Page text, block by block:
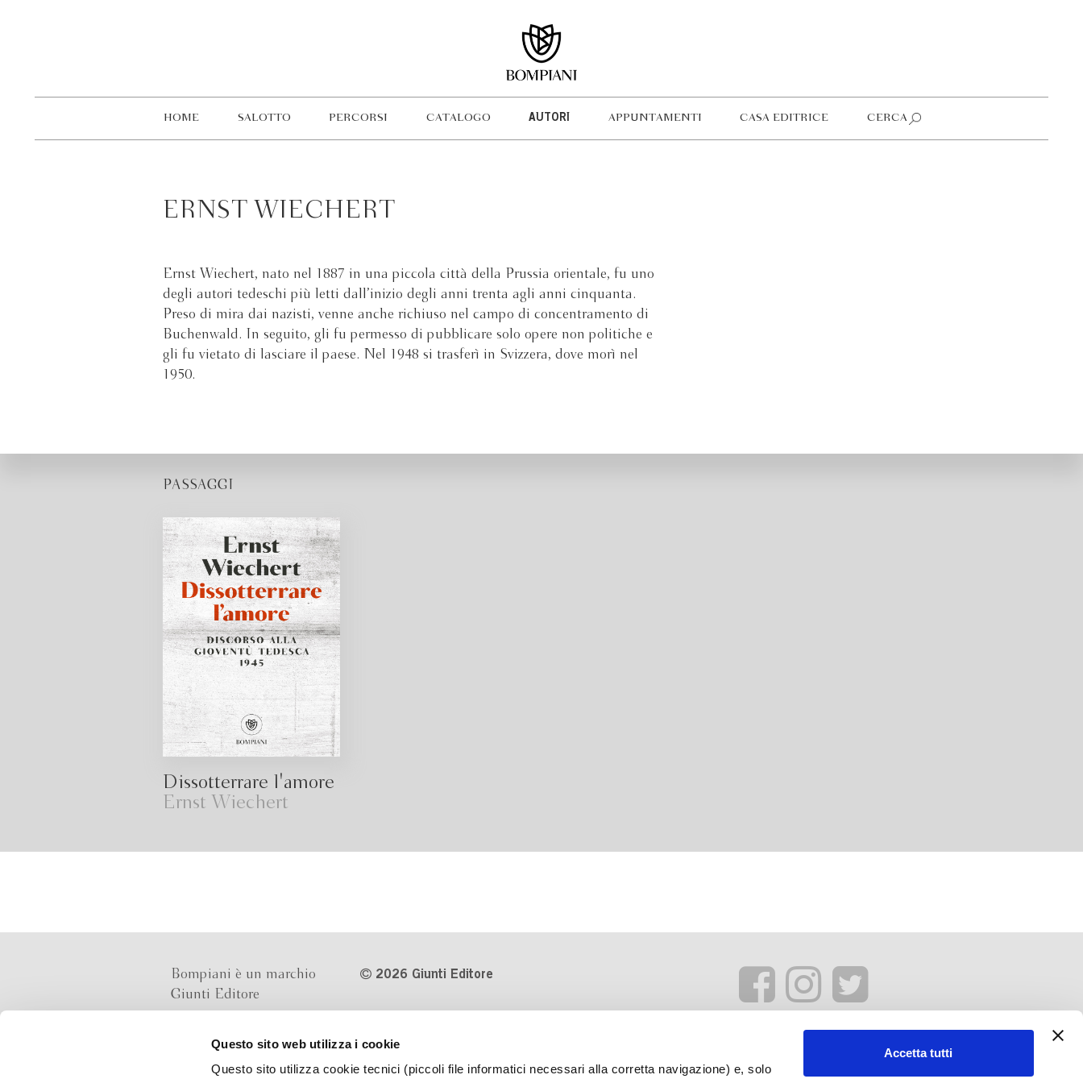
Questo sito web utilizza i cookie
Questo sito utilizza cookie tecnici (piccoli file informatici necessari alla corretta navigazione) e, solo
Accetta tutti
HOME SALOTTO PERCORSI CATALOGO AUTORI APPUNTAMENTI CASA EDITRICE CERCA
ERNST WIECHERT
Ernst Wiechert, nato nel 1887 in una piccola città della Prussia orientale, fu uno
degli autori tedeschi più letti dall’inizio degli anni trenta agli anni cinquanta.
Preso di mira dai nazisti, venne anche richiuso nel campo di concentramento di
Buchenwald. In seguito, gli fu permesso di pubblicare solo opere non politiche e
gli fu vietato di lasciare il paese. Nel 1948 si trasferì in Svizzera, dove morì nel
1950.
PASSAGGI
Dissotterrare l'amore
Ernst Wiechert
Bompiani è un marchio
Giunti Editore
Via Bolognese 165,
2026 Giunti Editore
Numero d'iscrizione al Registro